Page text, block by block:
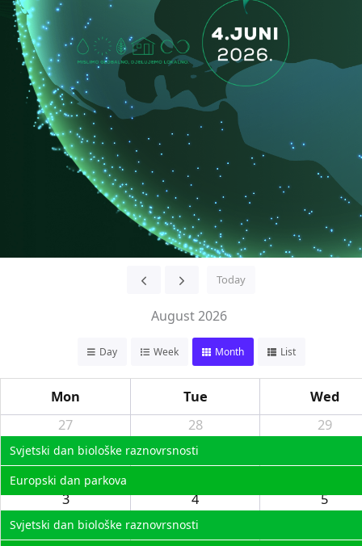
Today
August 2026
Day Week Month List
Mon Tue
Wed
27
Svjetski dan biološke raznovrsnosti
Europski dan parkova
28 29
3
Svjetski dan biološke raznovrsnosti
4 5